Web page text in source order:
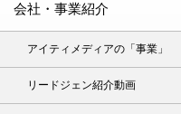
会社・事業紹介
アイティメディアの「事業」
リードジェン紹介動画